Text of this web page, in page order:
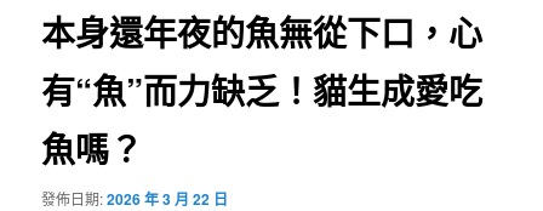
本身還年夜的魚無從下口，心
有“魚”而力缺乏！貓生成愛吃
魚嗎？
發佈日期:2026 年 3 月 22 日